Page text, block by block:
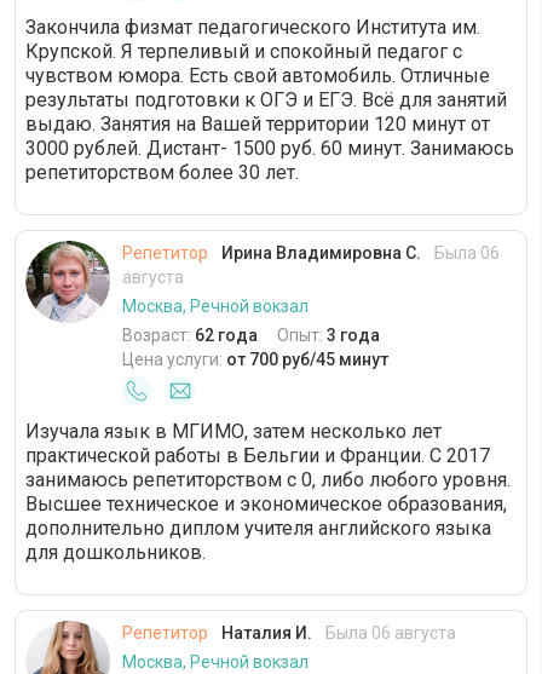
Закончила физмат педагогического Института им.
Крупской. Я терпеливый и спокойный педагог с
чувством юмора. Есть свой автомобиль. Отличные
результаты подготовки к ОГЭ и ЕГЭ. Всё для занятий
выдаю. Занятия на Вашей территории 120 минут от
3000 рублей. Дистант- 1500 руб. 60 минут. Занимаюсь
репетиторством более 30 лет.
Репетитор Ирина Владимировна С.
Была 06
августа
Москва, Речной вокзал
Возраст: 62 года Опыт: 3 года
Цена услуги: от 700 руб/45 минут
Изучала язык в МГИМО, затем несколько лет
практической работы в Бельгии и Франции. С 2017
занимаюсь репетиторством с 0, либо любого уровня.
Высшее техническое и экономическое образования,
дополнительно диплом учителя английского языка
для дошкольников.
Репетитор Наталия И.
Была 06 августа
Москва, Речной вокзал